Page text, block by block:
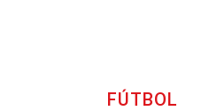
FÚTBOL